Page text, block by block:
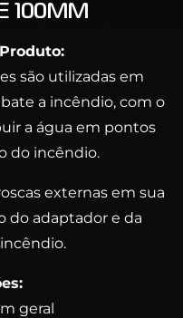
100MM
são utilizadas em
a incêndio, com o
a água em pontos
do incêndio.
externas em sua
do adaptador e da
geral